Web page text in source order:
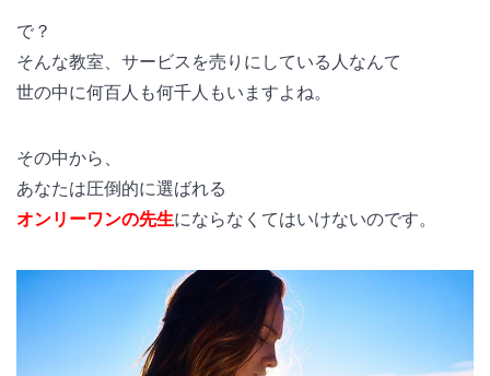
で？
そんな教室、サービスを売りにしている人なんて
世の中に何百人も何千人もいますよね。
その中から、
あなたは圧倒的に選ばれる
オンリーワンの先生にならなくてはいけないのです。